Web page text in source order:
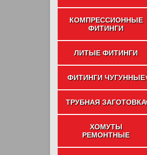
КОМПРЕССИОННЫЕ
ФИТИНГИ
ЛИТЫЕ ФИТИНГИ
ФИТИНГИ ЧУГУННЫЕ
ТРУБНАЯ ЗАГОТОВКА
ХОМУТЫ
РЕМОНТНЫЕ